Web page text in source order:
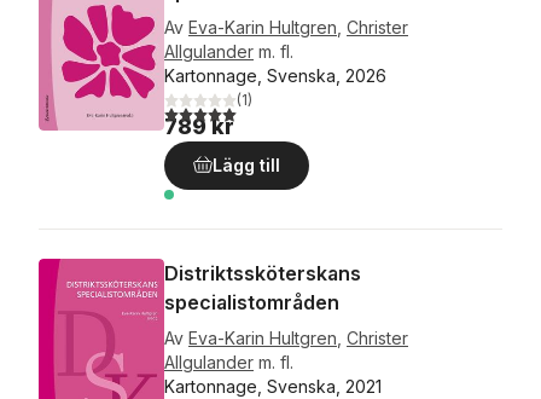
Av Eva-Karin Hultgren Christer
Allgulander m. fl.
Kartonnage, Svenska, 2026
5,0utav 5 stjärnor. Totalt antal röster:
(1)
789 kr
Lägg till
Distriktssköterskans
specialistområden
Av Eva-Karin Hultgren Christer
Allgulander m. fl.
Kartonnage, Svenska, 2021